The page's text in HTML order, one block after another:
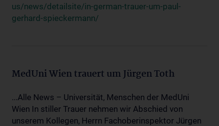
us/news/detailsite/in-german-trauer-um-paul-
gerhard-spieckermann/
MedUni Wien trauert um Jürgen Toth
...Alle News – Universität, Menschen der MedUni
Wien In stiller Trauer nehmen wir Abschied von
unserem Kollegen, Herrn Fachoberinspektor Jürgen